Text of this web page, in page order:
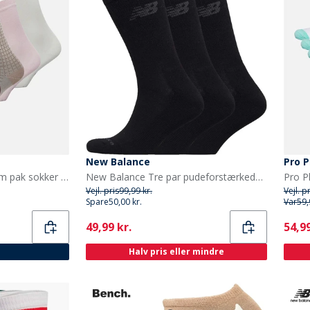
Bench Dame Kerstan Fem pak sokker Mixed
New Balance
New Balance Tre par pudeforstærkede strømper Sort
Vejl. pris99,99 kr.
Spare50,00 kr.
Current
49,99 kr.
Halv pris eller mindre
Pro
Vejl.
Var